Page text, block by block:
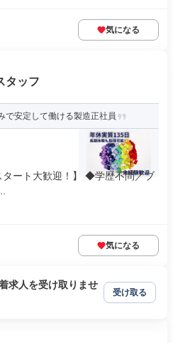
気になる
タッフ
で安定して働ける製造正社員
タート大歓迎！】 ◆学歴不問／ブ
気になる
求人を受け取りませ
受け取る